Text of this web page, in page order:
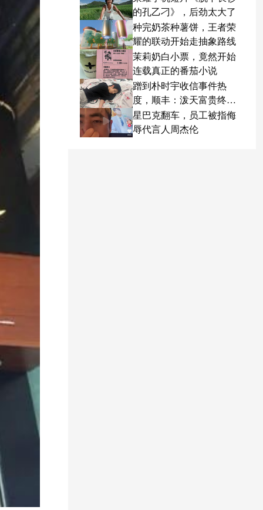
的孔乙刁》，后劲太大了
种完奶茶种薯饼，王者荣
耀的联动开始走抽象路线
茉莉奶白小票，竟然开始
连载真正的番茄小说
蹭到朴时宇收信事件热
度，顺丰：泼天富贵终于
轮到我了
星巴克翻车，员工被指侮
辱代言人周杰伦